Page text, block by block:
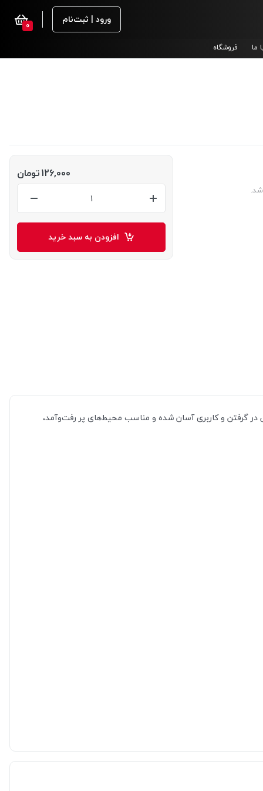
ورود | ثبت‌نام 0
ما فروشگاه
126,000تومان
افزودن به سبد خرید
در گرفتن و کاربری آسان شده و مناسب محیط‌های پر رفت‌وآمد،